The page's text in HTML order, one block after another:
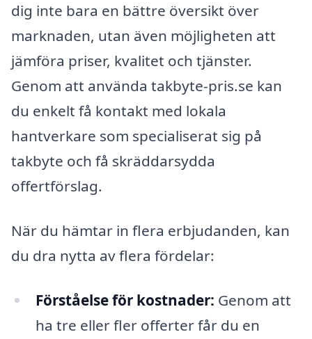
dig inte bara en bättre översikt över
marknaden, utan även möjligheten att
jämföra priser, kvalitet och tjänster.
Genom att använda takbyte-pris.se kan
du enkelt få kontakt med lokala
hantverkare som specialiserat sig på
takbyte och få skräddarsydda
offertförslag.
När du hämtar in flera erbjudanden, kan
du dra nytta av flera fördelar:
Förståelse för kostnader: Genom att
ha tre eller fler offerter får du en